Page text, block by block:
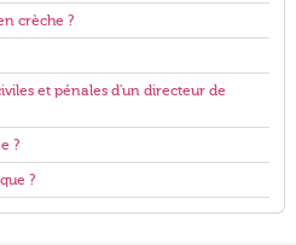
crèche ?
et pénales d'un directeur de
?
?